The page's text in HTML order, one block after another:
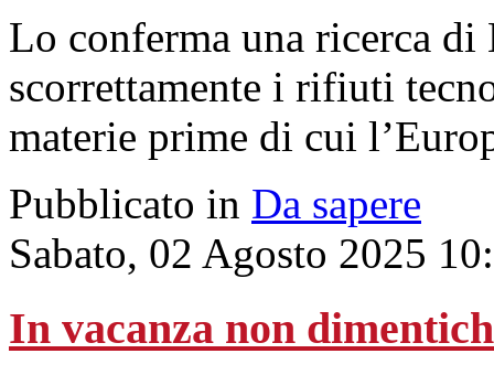
Lo conferma una ricerca
scorrettamente i rifiuti
materie prime di cui
Pubblicato in Da sapere
Sabato, 02 Agosto 2025
In vacanza non